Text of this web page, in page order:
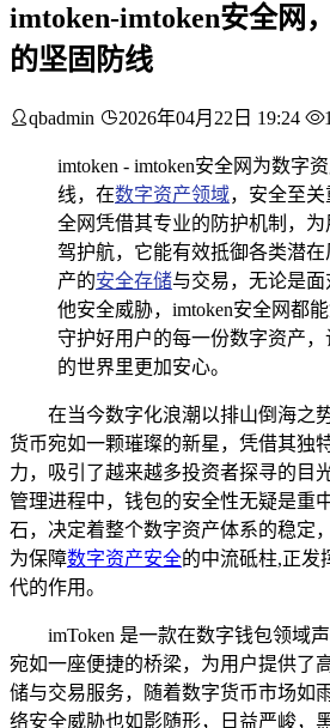
imtoken-imtoken安全网
的坚固防线
qbadmin 2026年04月22日 19:24
imtoken - imtoken安全网为数字
线，在数字资产领域，安全至关
全网凭借其专业的防护机制，
驾护航，它能有效抵御各类潜
产的安全存储与交易，无论是
他安全威胁，imtoken安全网都能
守护好用户的每一份数字资产
的世界里更加安心。
在当今数字化浪潮以排山倒海之
货币宛如一颗璀璨的新星，凭借其独
力，吸引了越来越多投资者探寻的目
管理进程中，钱包的安全性无疑是重
石，决定着整个数字资产体系的稳定
为保障数字资产安全的中流砥柱,正发
代的作用。
imToken 是一款在数字钱包领域
宛如一座便捷的桥梁，为用户提供了
储与交易服务，随着数字货币市场如
络安全威胁也如影随形，日益严峻，